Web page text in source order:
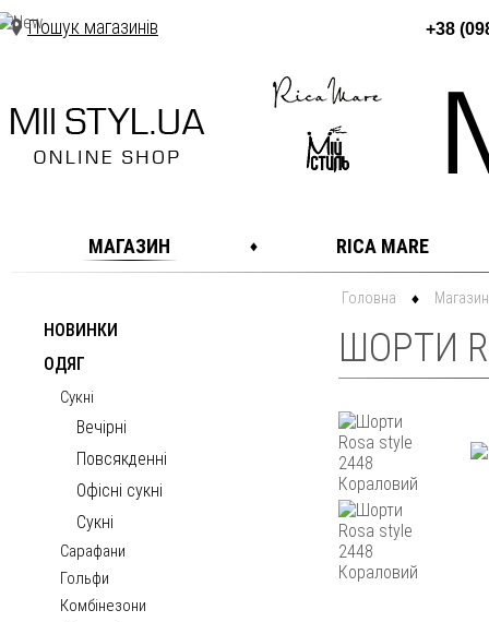
Пошук магазинів +38
МАГАЗИН RICA MARE
НОВИНКИ
ОДЯГ
Сукні
Вечірні
Повсякденні
Офісні сукні
Сукні
Сарафани
Гольфи
Комбінезони
Головна Магазин
ШОРТИ